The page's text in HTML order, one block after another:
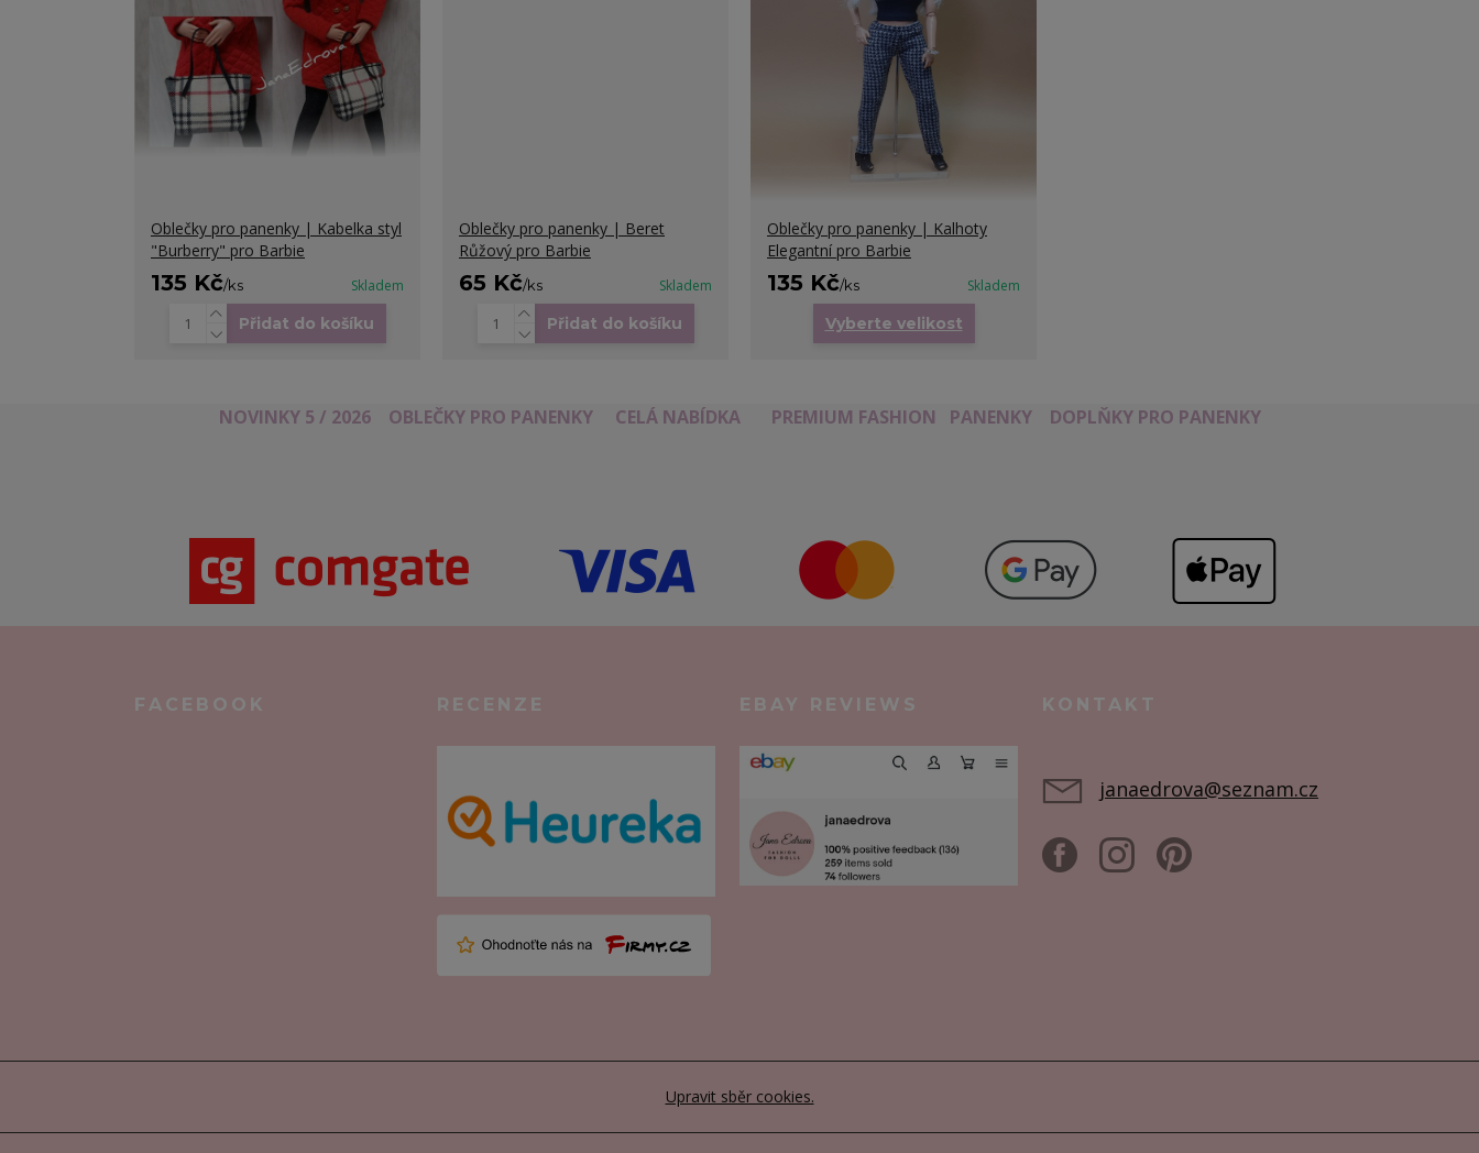
Oblečky pro panenky | Kabelka styl
"Burberry" pro Barbie
135 Kč/ks Skladem
Přidat do košíku
Oblečky pro panenky | Beret
Růžový pro Barbie
65 Kč/ks Skladem
Přidat do košíku
Oblečky pro panenky | Kalhoty
Elegantní pro Barbie
135 Kč/ks Skladem
Vyberte velikost
NOVINKY 5 / 2026 OBLEČKY PRO PANENKY CELÁ NABÍDKA PREMIUM FASHION PANENKY DOPLŇKY PRO PANENKY
FACEBOOK RECENZE EBAY REVIEWS KONTAKT
janaedrova@seznam.cz
Upravit sběr cookies.